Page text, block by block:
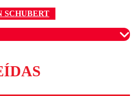
SCHUBERT
moderados para garantizar un
respetuoso.